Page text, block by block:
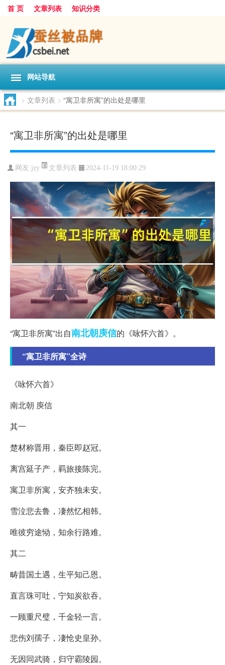
首 页 文章列表 知识分类
网站导航
> 文章列表 > “寓卫非所寓”的出处是哪里
“寓卫非所寓”的出处是哪里
网友:jzy 文章列表 2024-11-19 18:00:29
“寓卫非所寓”出自南北朝庾信的《咏怀六首》。
“寓卫非所寓”全诗
《咏怀六首》
南北朝 庾信
其一
楚材称晋用，秦臣即赵冠。
离宫延子产，羁旅接陈完。
寓卫非所寓，安齐独未安。
雪泣悲去鲁，凄然忆相韩。
唯彼穷途恸，知余行路难。
其二
畴昔国土遇，生平知己恩。
直言珠可吐，宁知炭欲吞。
一顾重尺璧，千金轻一言。
悲伤刘孺子，凄怆史皇孙。
无因同武骑，归守霸陵园。